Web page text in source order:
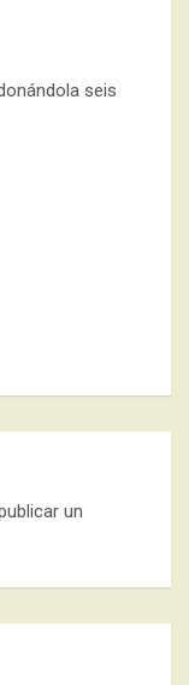
seis
un